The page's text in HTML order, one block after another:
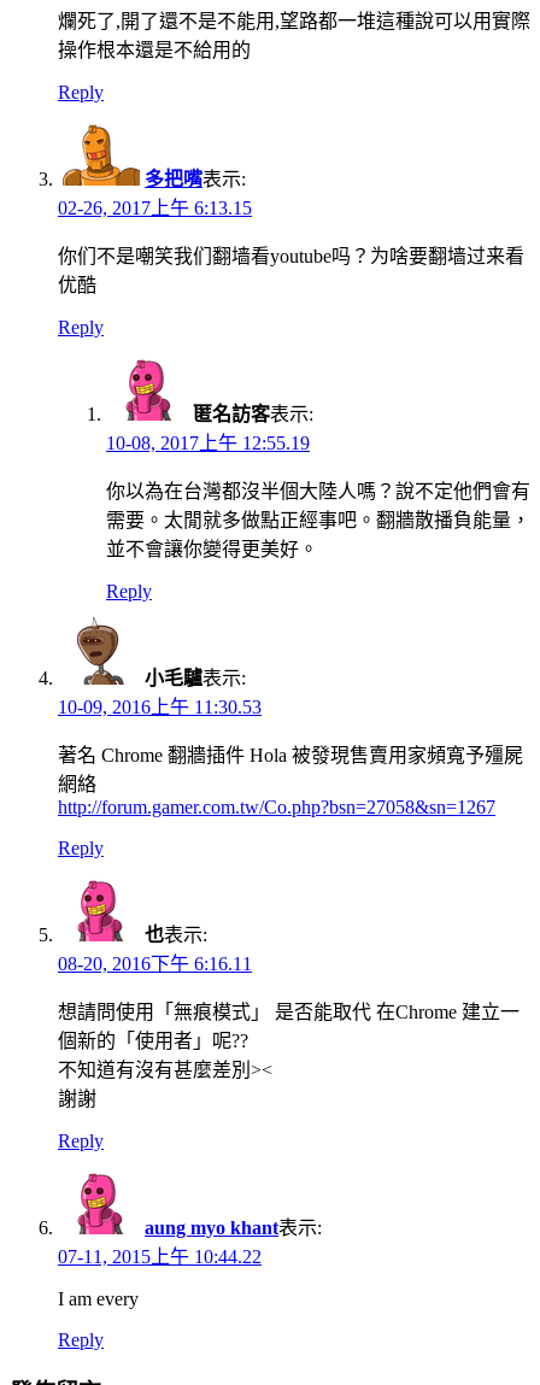
爛死了,開了還不是不能用,望路都一堆這種說可以用實際
操作根本還是不給用的
Reply
多把嘴表示:
02-26, 2017上午 6:13.15
你们不是嘲笑我们翻墙看youtube吗？为啥要翻墙过来看
优酷
Reply
匿名訪客表示:
10-08, 2017上午 12:55.19
你以為在台灣都沒半個大陸人嗎？說不定他們會有
需要。太閒就多做點正經事吧。翻牆散播負能量，
並不會讓你變得更美好。
Reply
小毛驢表示:
10-09, 2016上午 11:30.53
著名 Chrome 翻牆插件 Hola 被發現售賣用家頻寬予殭屍
網絡
http://forum.gamer.com.tw/Co.php?bsn=27058&sn=1267
Reply
也表示:
08-20, 2016下午 6:16.11
想請問使用「無痕模式」 是否能取代 在Chrome 建立一
個新的「使用者」呢??
不知道有沒有甚麼差別><
謝謝
Reply
aung myo khant表示:
07-11, 2015上午 10:44.22
I am every
Reply